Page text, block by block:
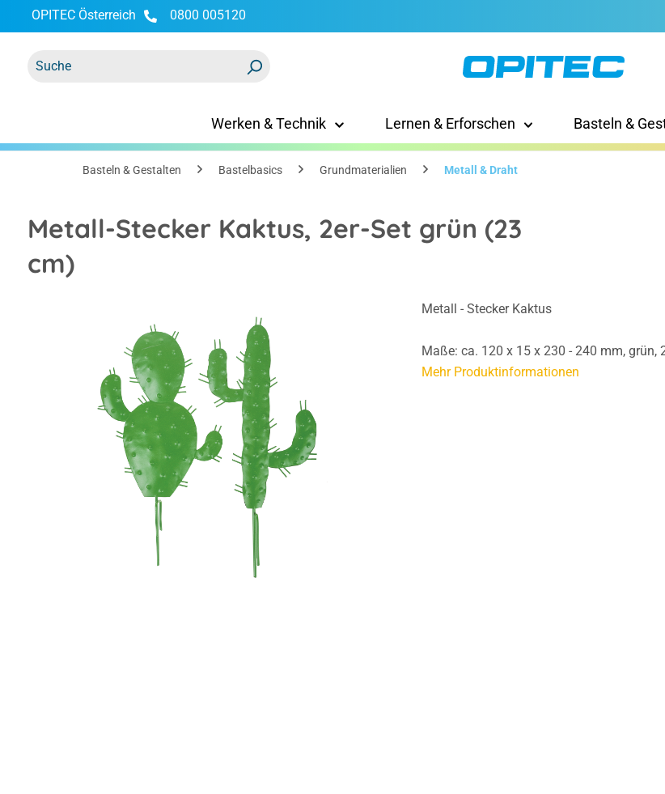
Zur Hauptnavigation springen
OPITEC Österreich 0800 005120
Werken & Technik Lernen & Erforschen Basteln &
Basteln & Gestalten Bastelbasics Grundmaterialien Metall & Draht
Metall-Stecker Kaktus, 2er-Set grün (23
cm)
Metall - Stecker Kaktus
Maße: ca. 120 x 15 x 230 - 240 mm, grün,
Mehr Produktinformationen